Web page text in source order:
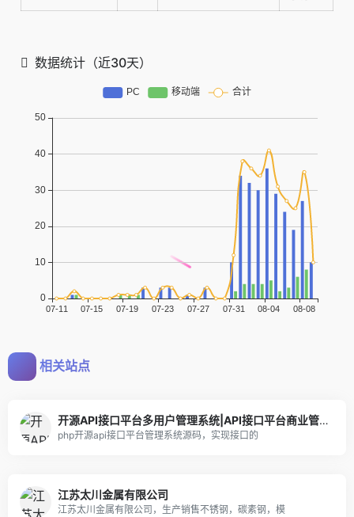
数据统计（近30天）
相关站点
开源API接口平台多用户管理系统|API接口平台商业管理系统
php开源api接口平台管理系统源码，实现接口的
江苏太川金属有限公司
江苏太川金属有限公司，生产销售不锈钢，碳素钢，模